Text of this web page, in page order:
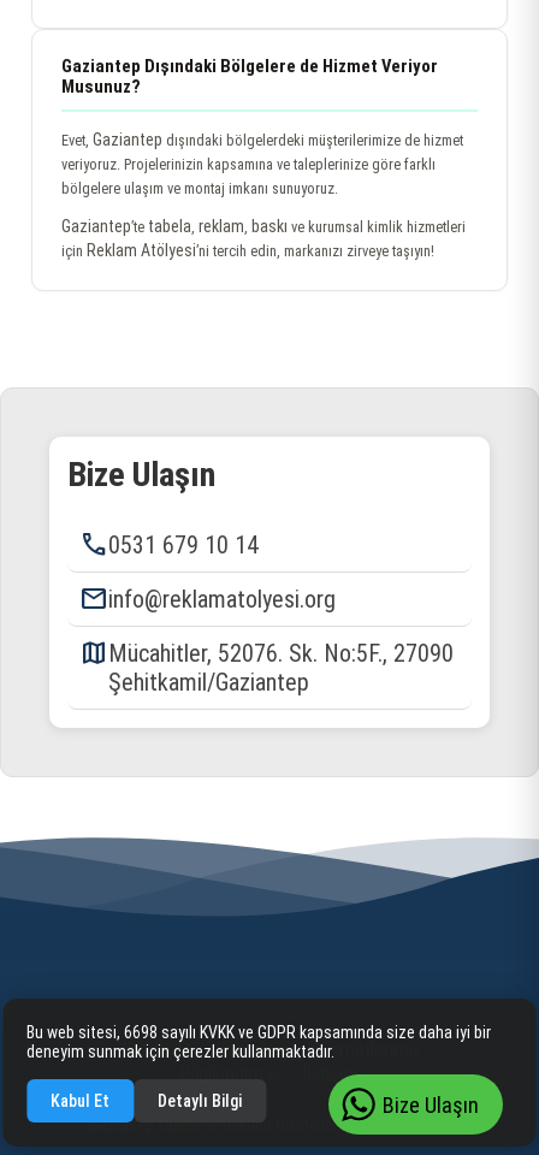
Gaziantep Dışındaki Bölgelere de Hizmet Veriyor
Musunuz?
Evet, Gaziantep dışındaki bölgelerdeki müşterilerimize de hizmet
veriyoruz. Projelerinizin kapsamına ve taleplerinize göre farklı
bölgelere ulaşım ve montaj imkanı sunuyoruz.
Gaziantep’te tabela, reklam, baskı ve kurumsal kimlik hizmetleri
için Reklam Atölyesi’ni tercih edin, markanızı zirveye taşıyın!
Bize Ulaşın
phone0531 679 10 14
emailinfo@reklamatolyesi.org
map Mücahitler, 52076. Sk. No:5F., 27090
Şehitkamil/Gaziantep
Bize Ulaşın
Anasayfa Kurumsal
Hizmetlerimiz
Bilgilendirme
İletişim
Gaziantep Tabela ve Reklam Hizmetleri 2025 cognite. ©
Bu web sitesi, 6698 sayılı KVKK ve GDPR kapsamında size daha iyi bir
deneyim sunmak için çerezler kullanmaktadır.
Kabul Et Detaylı Bilgi